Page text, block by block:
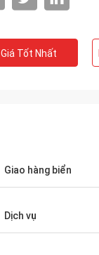
Giá Tốt Nhất
Giao hàng biển
Dịch vụ